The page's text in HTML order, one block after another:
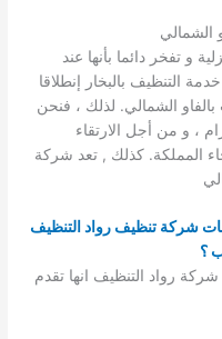
الشمالي
و تفخر دائما بأنها عند
التنظيف بالبخار إنطلاقا
الشمالي. لذلك ، فنحن
، و من أجل الارتقاء
المملكة. كذلك , تعد شركة
شركة تنظيف رواد التنظيف
؟
رواد التنظيف انها تقدم